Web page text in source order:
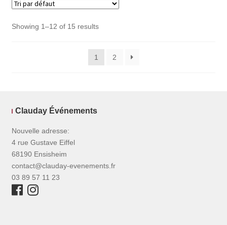
Showing 1–12 of 15 results
1 2
Clauday Événements
Nouvelle adresse:
4 rue Gustave Eiffel
68190 Ensisheim
contact@clauday-evenements.fr
03 89 57 11 23